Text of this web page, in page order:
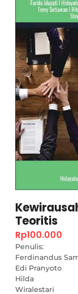
Teoritis
Rp100.000
Penulis:
Ferdinandus
Edi Pranyoto
Hilda
Wiralestari